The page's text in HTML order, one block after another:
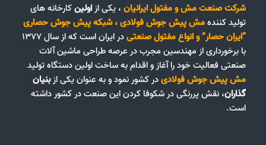
شرکت صنعت مش و مفتول ایرانیان، یکی ازاولینکارخانه های
تولید کنندهمش پیش جوش فولادی،شبکه پیش جوش حصاری
“ایران حصار”وانواع مفتول صنعتی
در ایران است که از سال ۱۳۷۷
با برخورداری از مهندسین مجرب در عرصه طراحی ماشین آلات
صنعتی فعالیت خود را آغاز و اقدام به ساخت اولین دستگاه تولید
مش پیش جوش فولادیدر کشور نمود و به عنوان یکی ازبنیان
گذاران، نقش پررنگی در شکوفا کردن این صنعت در کشور داشته
است.